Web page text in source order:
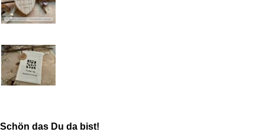
Schön das Du da bist!